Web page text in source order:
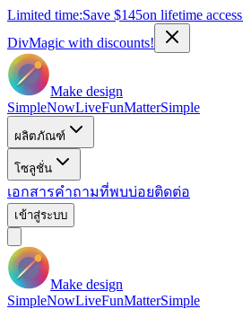
Limited time:Save $145on lifetime access
DivMagic with discounts!
Make design
SimpleNowLiveFunMatterSimple
ผลิตภัณฑ์
โซลูชั่น
เอกสารคำถามที่พบบ่อยติดต่อ
เข้าสู่ระบบ
Make design
SimpleNowLiveFunMatterSimple